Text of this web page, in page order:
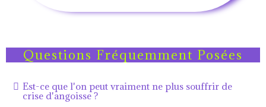
Questions Fréquemment Posées
Est-ce que l'on peut vraiment ne plus souffrir de
crise d'angoisse ?